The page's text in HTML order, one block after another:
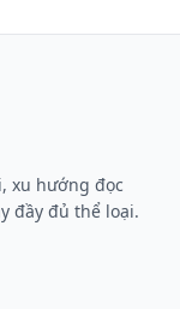
xu hướng đọc
đầy đủ thể loại.